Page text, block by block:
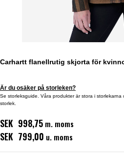
Carhartt flanellrutig skjorta för
Är du osäker på storleken?
Se storleksguide. Våra produkter är stora i
storlek.
SEK 998,75 m. moms
SEK 799,00 u. moms